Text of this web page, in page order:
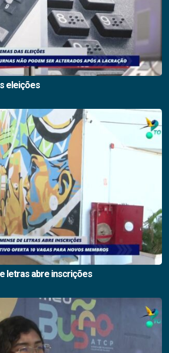
eleições
letras abre inscrições